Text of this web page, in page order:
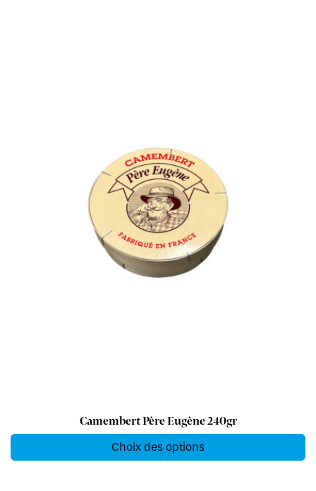
Camembert Père Eugène 240gr
Choix des options